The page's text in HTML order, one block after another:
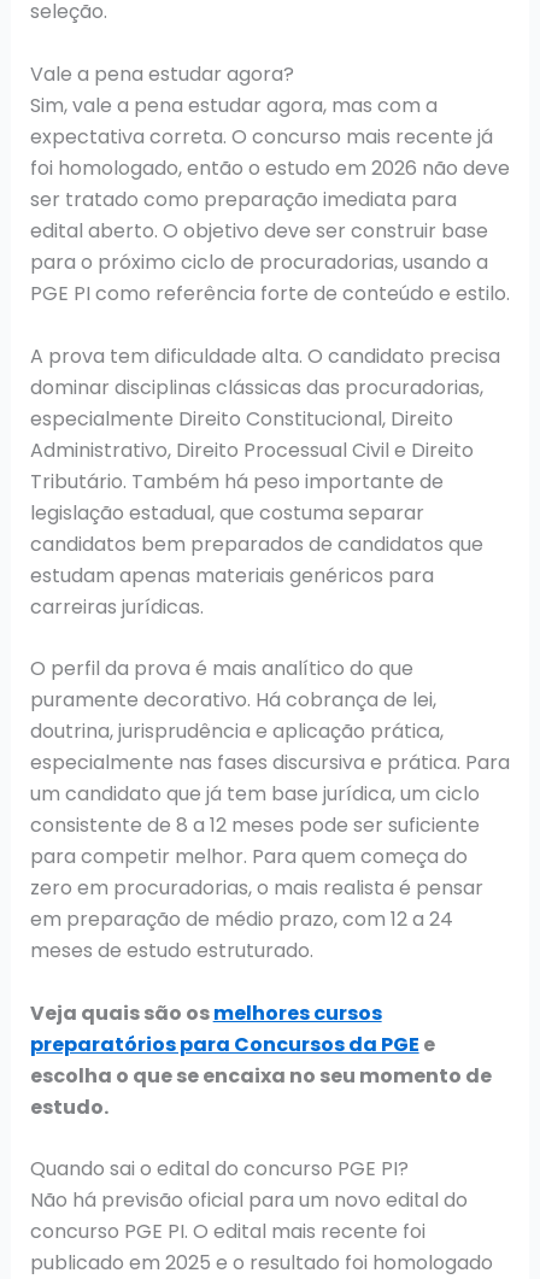
seleção.
Vale a pena estudar agora?
Sim, vale a pena estudar agora, mas com a
expectativa correta. O concurso mais recente já
foi homologado, então o estudo em 2026 não deve
ser tratado como preparação imediata para
edital aberto. O objetivo deve ser construir base
para o próximo ciclo de procuradorias, usando a
PGE PI como referência forte de conteúdo e estilo.
A prova tem dificuldade alta. O candidato precisa
dominar disciplinas clássicas das procuradorias,
especialmente Direito Constitucional, Direito
Administrativo, Direito Processual Civil e Direito
Tributário. Também há peso importante de
legislação estadual, que costuma separar
candidatos bem preparados de candidatos que
estudam apenas materiais genéricos para
carreiras jurídicas.
O perfil da prova é mais analítico do que
puramente decorativo. Há cobrança de lei,
doutrina, jurisprudência e aplicação prática,
especialmente nas fases discursiva e prática. Para
um candidato que já tem base jurídica, um ciclo
consistente de 8 a 12 meses pode ser suficiente
para competir melhor. Para quem começa do
zero em procuradorias, o mais realista é pensar
em preparação de médio prazo, com 12 a 24
meses de estudo estruturado.
Veja quais são osmelhores cursos
preparatórios para Concursos da PGE e
escolha o que se encaixa no seu momento de
estudo.
Quando sai o edital do concurso PGE PI?
Não há previsão oficial para um novo edital do
concurso PGE PI. O edital mais recente foi
publicado em 2025 e o resultado foi homologado